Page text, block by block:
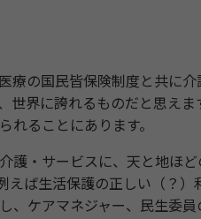
の国民皆保険制度と共に
界に誇れるものだと思えま
れることにあります。
・サービスに、天と地ほど
えば生活保護の正しい（？
、ケアマネジャー、民生委